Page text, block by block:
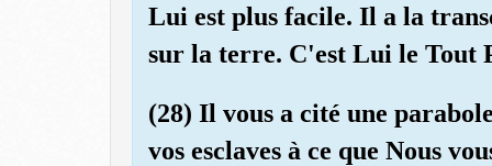
Lui est plus facile. Il a la
sur la terre. C'est Lui le Tout
(28) Il vous a cité une
vos esclaves à ce que Nous